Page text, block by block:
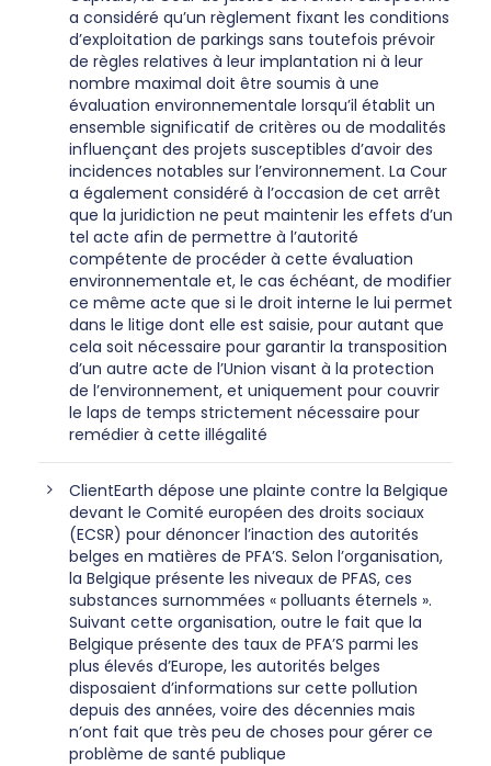
a considéré qu’un règlement fixant les conditions
d’exploitation de parkings sans toutefois prévoir
de règles relatives à leur implantation ni à leur
nombre maximal doit être soumis à une
évaluation environnementale lorsqu’il établit un
ensemble significatif de critères ou de modalités
influençant des projets susceptibles d’avoir des
incidences notables sur l’environnement. La Cour
a également considéré à l’occasion de cet arrêt
que la juridiction ne peut maintenir les effets d’un
tel acte afin de permettre à l’autorité
compétente de procéder à cette évaluation
environnementale et, le cas échéant, de modifier
ce même acte que si le droit interne le lui permet
dans le litige dont elle est saisie, pour autant que
cela soit nécessaire pour garantir la transposition
d’un autre acte de l’Union visant à la protection
de l’environnement, et uniquement pour couvrir
le laps de temps strictement nécessaire pour
remédier à cette illégalité
ClientEarth dépose une plainte contre la Belgique
devant le Comité européen des droits sociaux
(ECSR) pour dénoncer l’inaction des autorités
belges en matières de PFA’S. Selon l’organisation,
la Belgique présente les niveaux de PFAS, ces
substances surnommées « polluants éternels ».
Suivant cette organisation, outre le fait que la
Belgique présente des taux de PFA’S parmi les
plus élevés d’Europe, les autorités belges
disposaient d’informations sur cette pollution
depuis des années, voire des décennies mais
n’ont fait que très peu de choses pour gérer ce
problème de santé publique